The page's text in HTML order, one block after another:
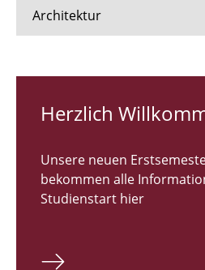
Architektur
RUNDGANG 26
Bachelor Architektur
Master Architektur
Herzlich
Unsere neuen
bekommen alle
Studienstart hier